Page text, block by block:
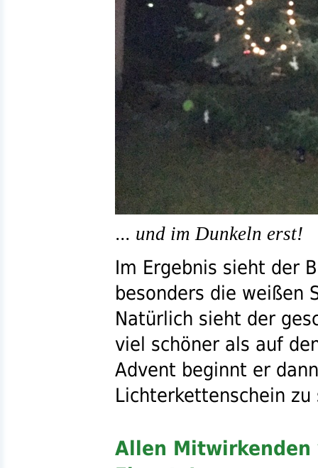
... und im Dunkeln erst!
Im Ergebnis sieht der
besonders die weißen
Natürlich sieht der
viel schöner als auf
Advent beginnt er
Lichterkettenschein zu
Allen